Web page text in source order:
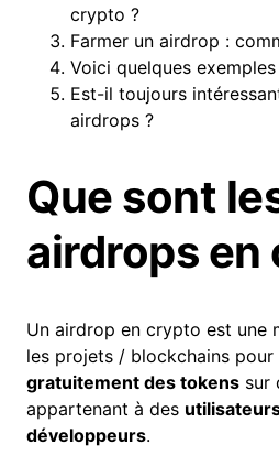
crypto ?
Farmer un airdrop :
Voici quelques
Est-il toujours
airdrops ?
Que sont
airdrops en
Un airdrop en crypto est une
les projets / blockchains pour
gratuitement des tokens sur
appartenant à des
développeurs.